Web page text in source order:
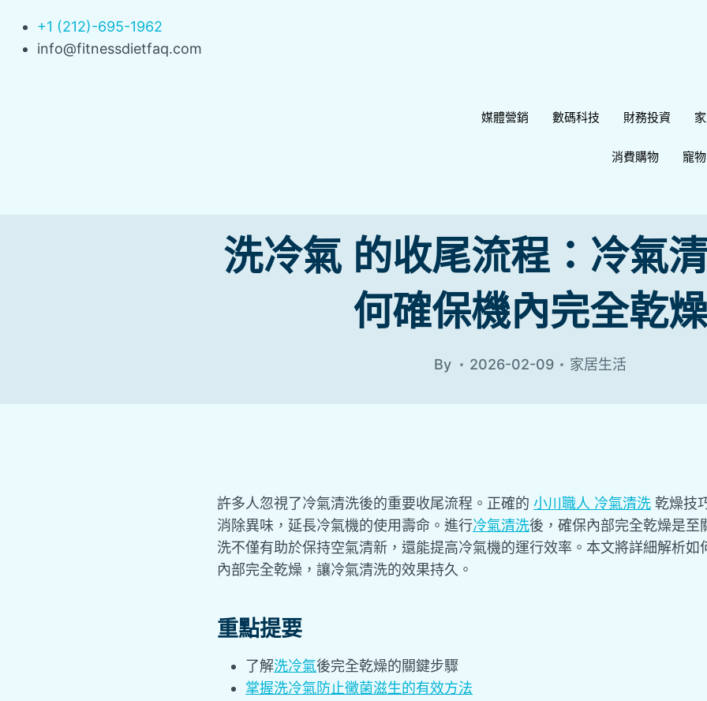
+1 (212)-695-1962
info@fitnessdietfaq.com
媒體營銷 數碼科技 財務投資
消費購物 寵物
洗冷氣 的收尾流程：冷氣
何確保機內完全乾燥
By 2026-02-09 家居生活
許多人忽視了冷氣清洗後的重要收尾流程。正確的 小川職人 冷氣清洗 乾燥技
消除異味，延長冷氣機的使用壽命。進行冷氣清洗後，確保內部完全乾燥是至
洗不僅有助於保持空氣清新，還能提高冷氣機的運行效率。本文將詳細解析如
內部完全乾燥，讓冷氣清洗的效果持久。
重點提要
了解洗冷氣後完全乾燥的關鍵步驟
掌握洗冷氣防止黴菌滋生的有效方法